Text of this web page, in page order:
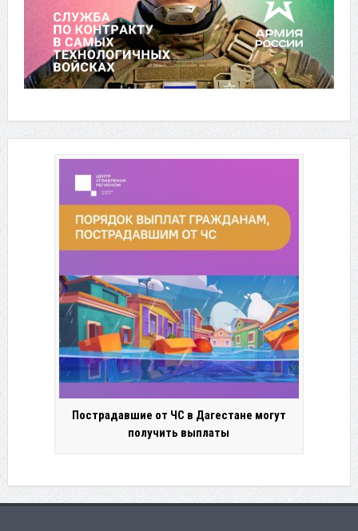
Пострадавшие от ЧС в Дагестане могут
получить выплаты